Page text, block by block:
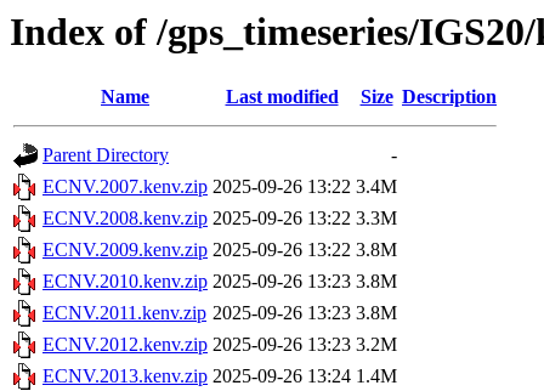
Index of /gps_timeseries/
Name Last modified Size Description
Parent Directory
-
ECNV.2007.kenv.zip 2025-09-26 13:22 3.4M
ECNV.2008.kenv.zip 2025-09-26 13:22 3.3M
ECNV.2009.kenv.zip 2025-09-26 13:22 3.8M
ECNV.2010.kenv.zip 2025-09-26 13:23 3.8M
ECNV.2011.kenv.zip 2025-09-26 13:23 3.8M
ECNV.2012.kenv.zip 2025-09-26 13:23 3.2M
ECNV.2013.kenv.zip 2025-09-26 13:24 1.4M